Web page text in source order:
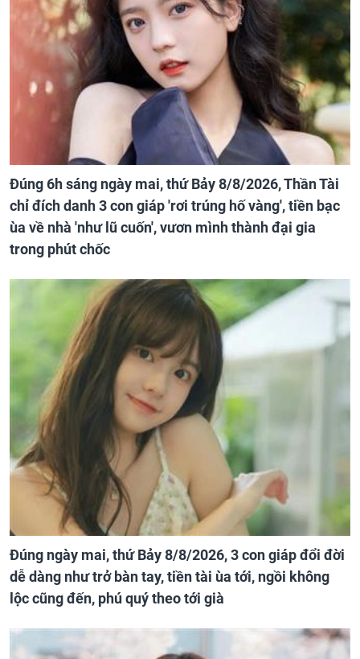
Đúng 6h sáng ngày mai, thứ Bảy 8/8/2026, Thần Tài
chỉ đích danh 3 con giáp 'rơi trúng hố vàng', tiền bạc
ùa về nhà 'như lũ cuốn', vươn mình thành đại gia
trong phút chốc
Đúng ngày mai, thứ Bảy 8/8/2026, 3 con giáp đổi đời
dễ dàng như trở bàn tay, tiền tài ùa tới, ngồi không
lộc cũng đến, phú quý theo tới già